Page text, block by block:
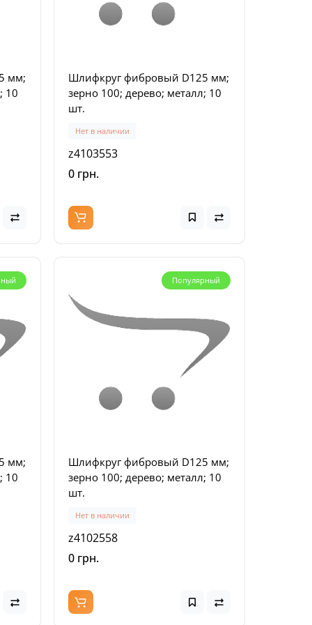
576413
54912 грн.
мм;
10
Шлифкруг фибровый D125 мм;
зерно 100; дерево; металл; 10
шт.
Нет в наличии
z4103553
0 грн.
мм;
10
Популярный
Шлифкруг фибровый D125 мм;
зерно 100; дерево; металл; 10
шт.
Нет в наличии
z4102558
0 грн.